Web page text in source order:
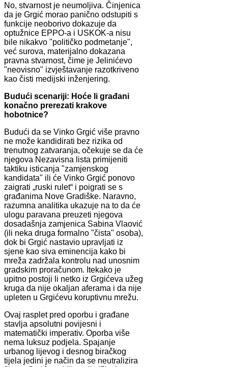
No, stvarnost je neumoljiva. Činjenica
da je Grgić morao panično odstupiti s
funkcije neoborivo dokazuje da
optužnice EPPO-a i USKOK-a nisu
bile nikakvo "političko podmetanje",
već surova, materijalno dokazana
pravna stvarnost, čime je Jelinićevo
"neovisno" izvještavanje razotkriveno
kao čisti medijski inženjering.
Budući scenariji: Hoće li građani
konačno prerezati krakove
hobotnice?
Budući da se Vinko Grgić više pravno
ne može kandidirati bez rizika od
trenutnog zatvaranja, očekuje se da će
njegova Nezavisna lista primijeniti
taktiku isticanja "zamjenskog
kandidata" ili će Vinko Grgić ponovo
zaigrati „ruski rulet“ i poigrati se s
građanima Nove Gradiške. Naravno,
razumna analitika ukazuje na to da će
ulogu paravana preuzeti njegova
dosadašnja zamjenica Sabina Vlaović
(ili neka druga formalno "čista" osoba),
dok bi Grgić nastavio upravljati iz
sjene kao siva eminencija kako bi
mreža zadržala kontrolu nad unosnim
gradskim proračunom. Itekako je
upitno postoji li netko iz Grgićeva užeg
kruga da nije okaljan aferama i da nije
upleten u Grgićevu koruptivnu mrežu.
Ovaj rasplet pred oporbu i građane
stavlja apsolutni povijesni i
matematički imperativ. Oporba više
nema luksuz podjela. Spajanje
urbanog lijevog i desnog biračkog
tijela jedini je način da se neutralizira